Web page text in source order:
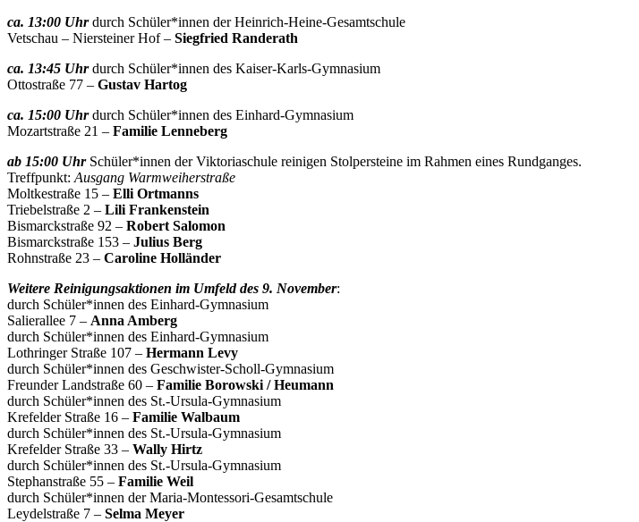
ca. 13:00 Uhrdurch Schüler*innen der Heinrich-Heine-Gesamtschule
Vetschau – Niersteiner Hof – Siegfried Randerath
ca. 13:45 Uhrdurch Schüler*innen des Kaiser-Karls-Gymnasium
Ottostraße 77 – Gustav Hartog
ca. 15:00 Uhrdurch Schüler*innen des Einhard-Gymnasium
Mozartstraße 21 – Familie Lenneberg
ab 15:00 UhrSchüler*innen der Viktoriaschule reinigen Stolpersteine im Rahmen eines Rundganges.
Treffpunkt: Ausgang Warmweiherstraße
Moltkestraße 15 – Elli Ortmanns
Triebelstraße 2 – Lili Frankenstein
Bismarckstraße 92 – Robert Salomon
Bismarckstraße 153 – Julius Berg
Rohnstraße 23 – Caroline Holländer
Weitere Reinigungsaktionen im Umfeld des 9. November:
durch Schüler*innen des Einhard-Gymnasium
Salierallee 7 – Anna Amberg
durch Schüler*innen des Einhard-Gymnasium
Lothringer Straße 107 – Hermann Levy
durch Schüler*innen des Geschwister-Scholl-Gymnasium
Freunder Landstraße 60 – Familie Borowski / Heumann
durch Schüler*innen des St.-Ursula-Gymnasium
Krefelder Straße 16 – Familie Walbaum
durch Schüler*innen des St.-Ursula-Gymnasium
Krefelder Straße 33 – Wally Hirtz
durch Schüler*innen des St.-Ursula-Gymnasium
Stephanstraße 55 – Familie Weil
durch Schüler*innen der Maria-Montessori-Gesamtschule
Leydelstraße 7 – Selma Meyer